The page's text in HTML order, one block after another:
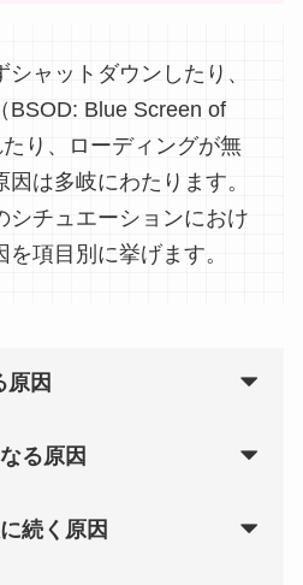
ャットダウンしたり、
BSOD: Blue Screen of
り、ローディングが無
は多岐にわたります。
シチュエーションにおけ
項目別に挙げます。
原因
る原因
続く原因